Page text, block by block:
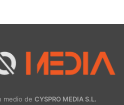
medio de CYSPRO MEDIA S.L.